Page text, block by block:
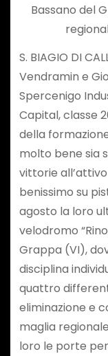
Bassano del
S. BIAGIO DI
Vendramin e
Spercenigo
Capital, classe
della
molto bene sia
vittorie
benissimo su
agosto la loro
velodromo
Grappa (VI),
disciplina
quattro
eliminazione e
maglia
loro le porte